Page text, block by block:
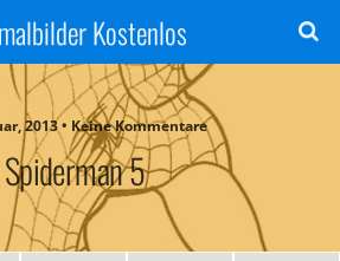
Kostenlos
2013 • Keine Kommentare
Spiderman 5